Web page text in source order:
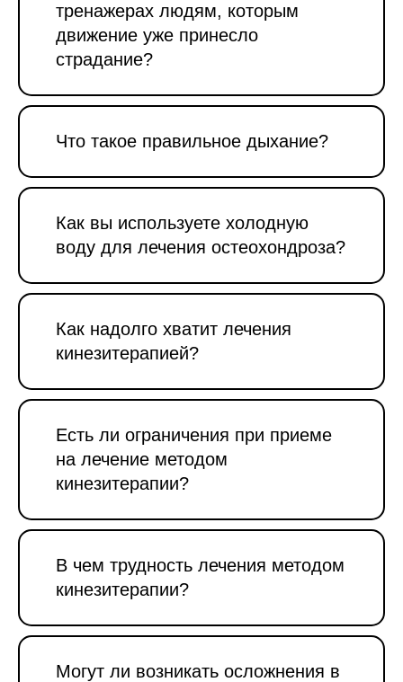
тренажерах людям, которым
движение уже принесло
страдание?
Что такое правильное дыхание?
Как вы используете холодную
воду для лечения остеохондроза?
Как надолго хватит лечения
кинезитерапией?
Есть ли ограничения при приеме
на лечение методом
кинезитерапии?
В чем трудность лечения методом
кинезитерапии?
Могут ли возникать осложнения в